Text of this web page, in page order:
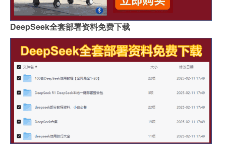
DeepSeek全套部署资料免费下载